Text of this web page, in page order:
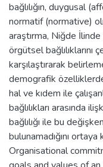
bağlılığın, duygusal
normatif (normative)
araştırma, Niğde İlinde
örgütsel
karşılaştırarak
demografik
hal ve kıdem ile
bağlılıkları arasında
bağlılığı ile bu
bulunamadığını
Organisational